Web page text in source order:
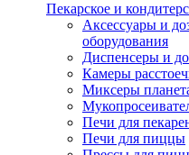
Пекарское и
Аксессуары и
оборудования
Диспенсеры и
Камеры
Миксеры
Печи для
Печи для пиццы